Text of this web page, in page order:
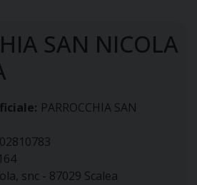
SAN NICOLA
PARROCCHIA SAN
snc - 87029 Scalea